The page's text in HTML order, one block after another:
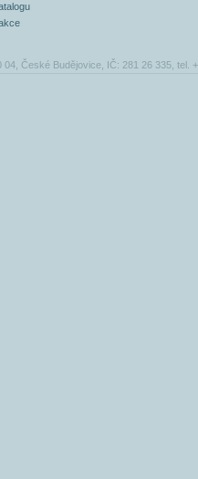
České Budějovice, IČ: 281 26 335, tel.